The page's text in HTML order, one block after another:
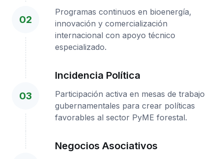
02
Programas continuos en bioenergía,
innovación y comercialización
internacional con apoyo técnico
especializado.
03
Incidencia Política
Participación activa en mesas de trabajo
gubernamentales para crear políticas
favorables al sector PyME forestal.
Negocios Asociativos